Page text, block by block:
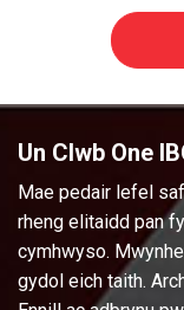
Un Clwb One
Mae pedair lefel
rheng elitaidd pan
cymhwyso.
gydol eich taith.